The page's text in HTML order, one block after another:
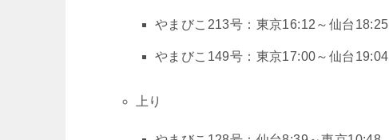
やまびこ213号：東京16:12～仙台18:25
やまびこ149号：東京17:00～仙台19:04
上り